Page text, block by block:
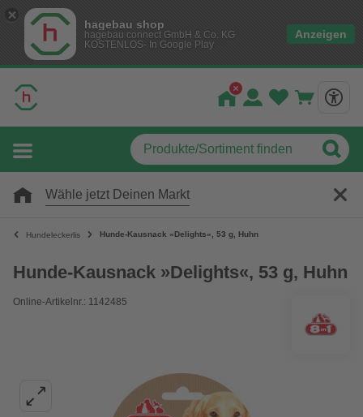
hagebau shop
hagebau connect GmbH & Co. KG
KOSTENLOS- In Google Play
Anzeigen
Wähle jetzt Deinen Markt
Hundeleckerlis Hunde-Kausnack »Delights«, 53 g, Huhn
Hunde-Kausnack »Delights«, 53 g, Huhn
Online-Artikelnr.: 1142485